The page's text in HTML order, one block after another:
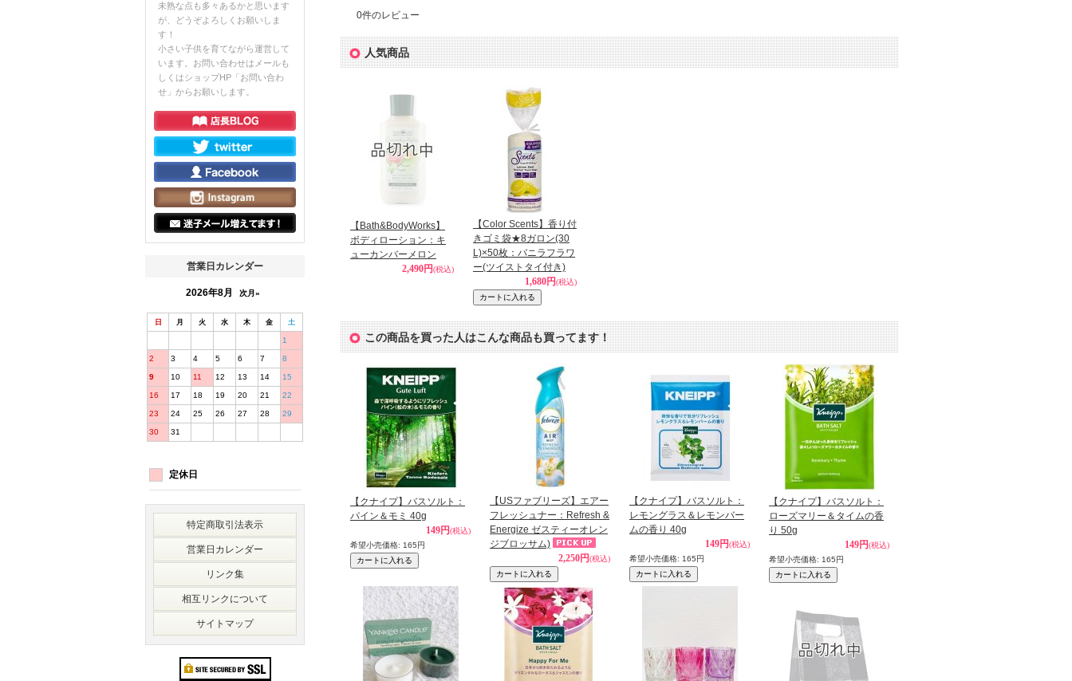
未熟な点も多々あるかと思います
が、どうぞよろしくお願いしま
す！
小さい子供を育てながら運営して
います。お問い合わせはメールも
しくはショップHP「お問い合わ
せ」からお願いします。
営業日カレンダー
2026年8月 次月»
日 月 火 水 木 金 土
1
2 3 4 5 6 7 8
9 10 11 12 13 14 15
16 17 18 19 20 21 22
23 24 25 26 27 28 29
30 31
定休日
特定商取引法表示
営業日カレンダー
リンク集
相互リンクについて
サイトマップ
0件のレビュー
人気商品
【Bath&BodyWorks】
ボディローション：キ
ューカンバーメロン
2,490円(税込)
【Color Scents】香り付
きゴミ袋★8ガロン(30
L)×50枚：バニラフラワ
ー(ツイストタイ付き)
1,680円(税込)
この商品を買った人はこんな商品も買ってます！
【クナイプ】バスソルト：
パイン＆モミ 40g
149円(税込)
希望小売価格: 165円
【USファブリーズ】エアー
フレッシュナー：Refresh &
Energize ゼスティーオレン
ジブロッサム)
2,250円(税込)
【クナイプ】バスソルト：
レモングラス＆レモンバー
ムの香り 40g
149円(税込)
希望小売価格: 165円
【クナイプ】バスソルト：
ローズマリー＆タイムの香
り 50g
149円(税込)
希望小売価格: 165円